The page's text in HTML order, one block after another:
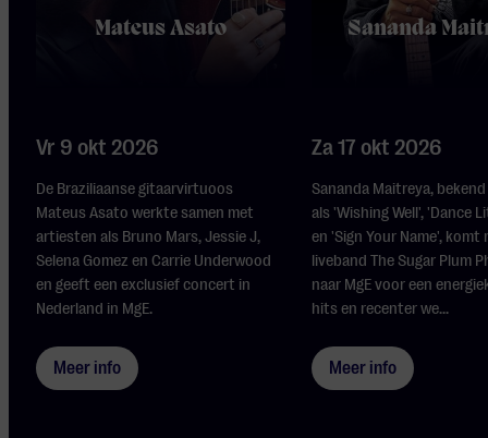
Mateus Asato
Vr 9 okt 2026
De Braziliaanse gitaarvirtuoos
Mateus Asato werkte samen met
artiesten als Bruno Mars, Jessie J,
Selena Gomez en Carrie Underwood
en geeft een exclusief concert in
Nederland in MgE.
Meer info
Sananda
Za 17 okt 2026
Sananda Maitreya,
als 'Wishing Well', 'Dance
en 'Sign Your Name', komt
liveband The Sugar Plum
naar MgE voor een
hits en recenter we...
Meer info